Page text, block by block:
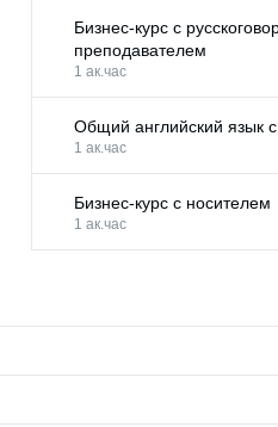
Бизнес-курс с
преподавателем
1 ак.час
Общий английский язык
1 ак.час
Бизнес-курс с носителем
1 ак.час